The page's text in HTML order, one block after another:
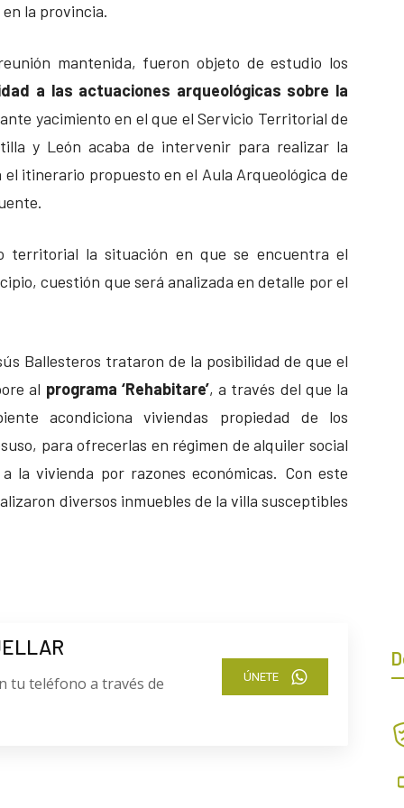
la provincia.
mantenida, fueron objeto de estudio los
a las actuaciones arqueológicas sobre la
yacimiento en el que el Servicio Territorial de
y León acaba de intervenir para realizar la
itinerario propuesto en el Aula Arqueológica de
territorial la situación en que se encuentra el
cuestión que será analizada en detalle por el
Ballesteros trataron de la posibilidad de que el
al programa ‘Rehabitare’, a través del que la
acondiciona viviendas propiedad de los
para ofrecerlas en régimen de alquiler social
la vivienda por razones económicas. Con este
diversos inmuebles de la villa susceptibles
tu teléfono a través de ÚNETE